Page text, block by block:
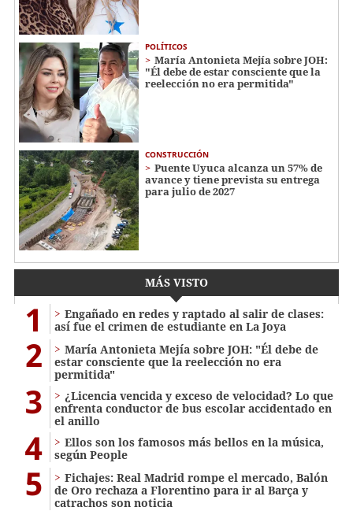
POLÍTICOS
María Antonieta Mejía sobre JOH:
"Él debe de estar consciente que la
reelección no era permitida"
CONSTRUCCIÓN
Puente Uyuca alcanza un 57% de
avance y tiene prevista su entrega
para julio de 2027
MÁS VISTO
1
Engañado en redes y raptado al salir de clases:
así fue el crimen de estudiante en La Joya
2
María Antonieta Mejía sobre JOH: "Él debe de
estar consciente que la reelección no era
permitida"
3
¿Licencia vencida y exceso de velocidad? Lo que
enfrenta conductor de bus escolar accidentado en
el anillo
4
Ellos son los famosos más bellos en la música,
según People
5
Fichajes: Real Madrid rompe el mercado, Balón
de Oro rechaza a Florentino para ir al Barça y
catrachos son noticia